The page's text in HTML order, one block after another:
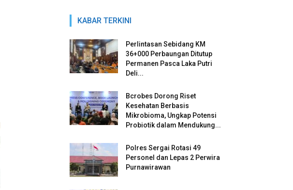
KABAR TERKINI
Perlintasan Sebidang KM
36+000 Perbaungan Ditutup
Permanen Pasca Laka Putri
Deli...
Bcrobes Dorong Riset
Kesehatan Berbasis
Mikrobioma, Ungkap Potensi
Probiotik dalam Mendukung...
Polres Sergai Rotasi 49
Personel dan Lepas 2 Perwira
Purnawirawan